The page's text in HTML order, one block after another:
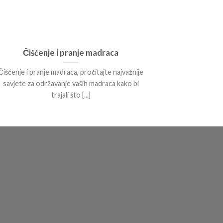
Čišćenje i pranje madraca
i pranje madraca, pročitajte najvažnije
savjete za održavanje vaših madraca kako bi
trajali što [...]